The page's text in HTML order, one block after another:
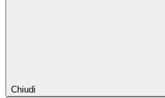
Chiudi